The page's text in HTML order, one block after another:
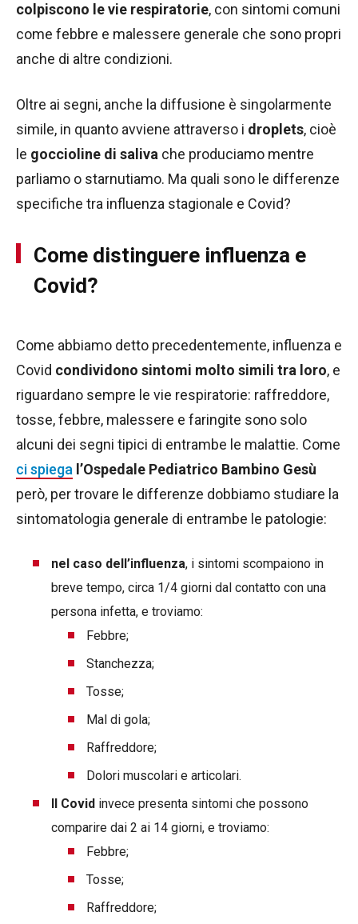
colpiscono le vie respiratorie, con sintomi comuni
come febbre e malessere generale che sono propri
anche di altre condizioni.
Oltre ai segni, anche la diffusione è singolarmente
simile, in quanto avviene attraverso i droplets, cioè
le goccioline di saliva che produciamo mentre
parliamo o starnutiamo. Ma quali sono le differenze
specifiche tra influenza stagionale e Covid?
Come distinguere influenza e
Covid?
Come abbiamo detto precedentemente, influenza e
Covid condividono sintomi molto simili tra loro, e
riguardano sempre le vie respiratorie: raffreddore,
tosse, febbre, malessere e faringite sono solo
alcuni dei segni tipici di entrambe le malattie. Come
ci spiega l’Ospedale Pediatrico Bambino Gesù
però, per trovare le differenze dobbiamo studiare la
sintomatologia generale di entrambe le patologie:
nel caso dell’influenza, i sintomi scompaiono in
breve tempo, circa 1/4 giorni dal contatto con una
persona infetta, e troviamo:
Febbre;
Stanchezza;
Tosse;
Mal di gola;
Raffreddore;
Dolori muscolari e articolari.
Il Covid invece presenta sintomi che possono
comparire dai 2 ai 14 giorni, e troviamo:
Febbre;
Tosse;
Raffreddore;